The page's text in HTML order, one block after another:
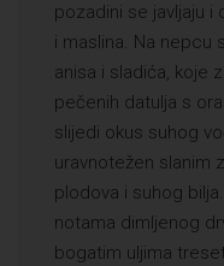
pozadini se javljaju i
i maslina. Na nepcu
anisa i sladića, koje
pečenih datulja s
slijedi okus suhog
uravnotežen slanim
plodova i suhog
notama dimljenog
bogatim uljima